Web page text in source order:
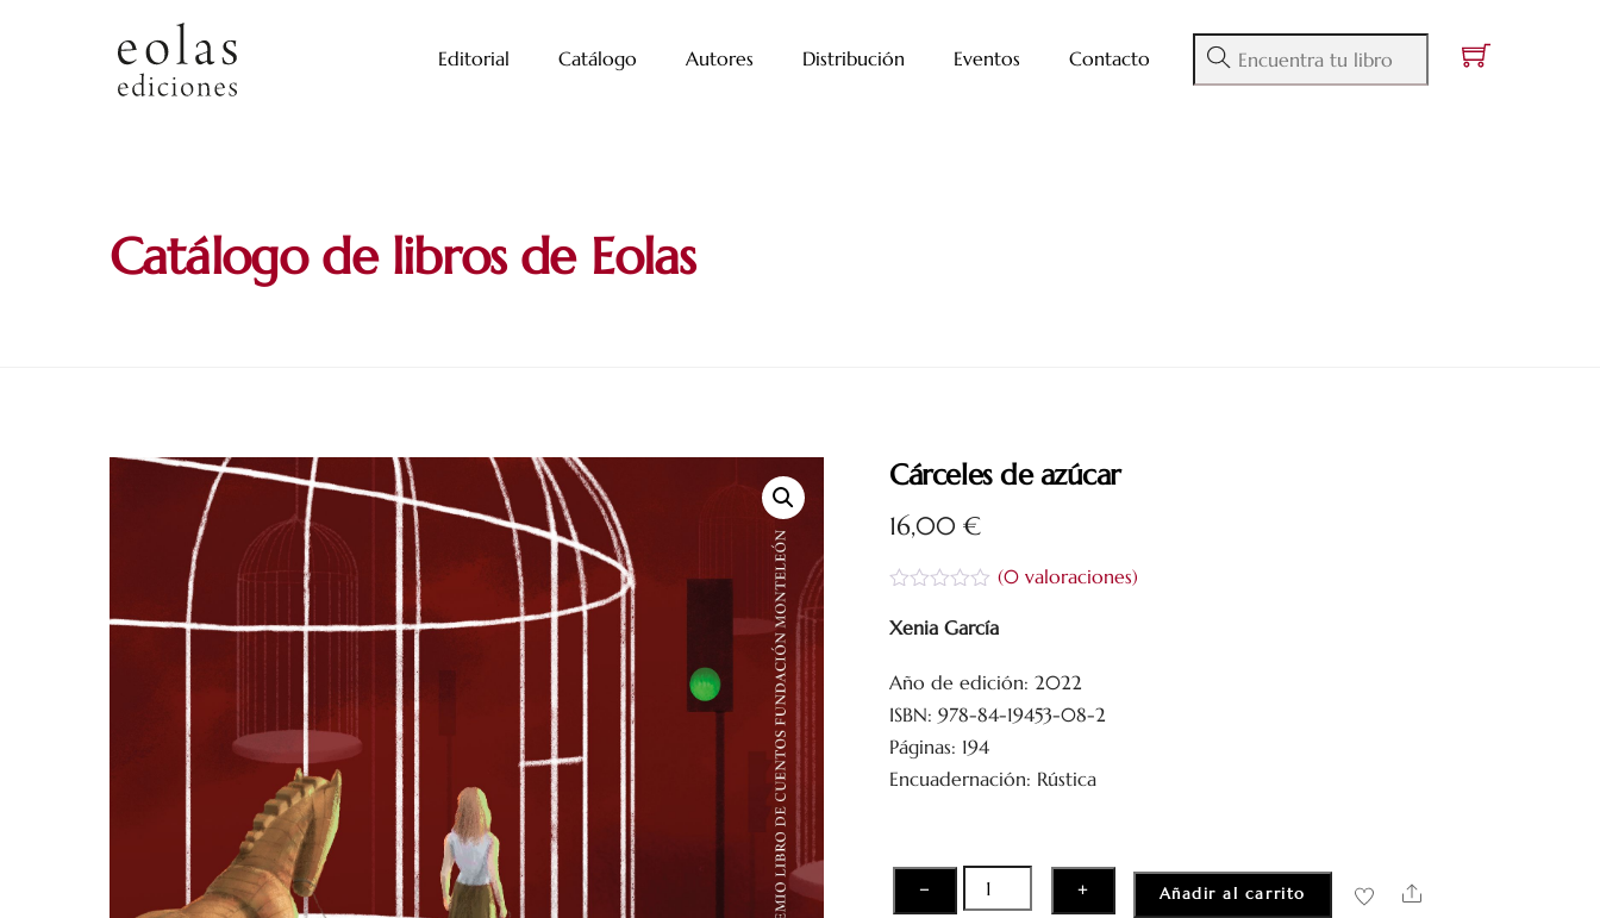
Editorial Catálogo Autores Distribución Eventos Contacto
Catálogo de libros de Eolas
Cárceles de azúcar
16,00€
a
r
d
o
c
o
5
(0valoraciones)
Xenia García
Año de edición: 2022
ISBN: 978-84-19453-08-2
Páginas: 194
Encuadernación: Rústica
−
Cárceles
de
+ Añadir al carrito Share